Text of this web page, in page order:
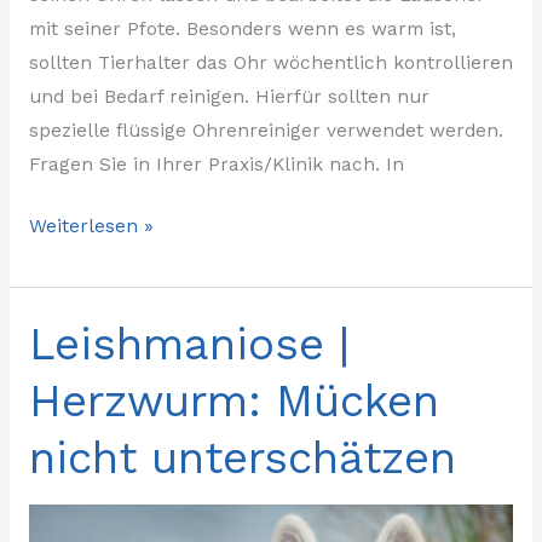
mit seiner Pfote. Besonders wenn es warm ist,
sollten Tierhalter das Ohr wöchentlich kontrollieren
und bei Bedarf reinigen. Hierfür sollten nur
spezielle flüssige Ohrenreiniger verwendet werden.
Fragen Sie in Ihrer Praxis/Klinik nach. In
Weiterlesen »
Leishmaniose |
Herzwurm: Mücken
nicht unterschätzen
Leishmaniose
Herzwurm:
nicht
unterschätzen